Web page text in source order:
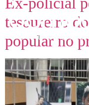
tesoureiro
popular no